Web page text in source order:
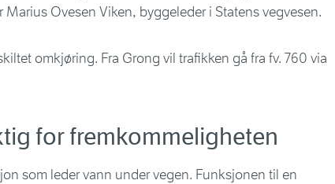
Ovesen Viken, byggeleder i Statens vegvesen.
omkjøring. Fra Grong vil trafikken gå fra fv. 760 via
for fremkommeligheten
som leder vann under vegen. Funksjonen til en